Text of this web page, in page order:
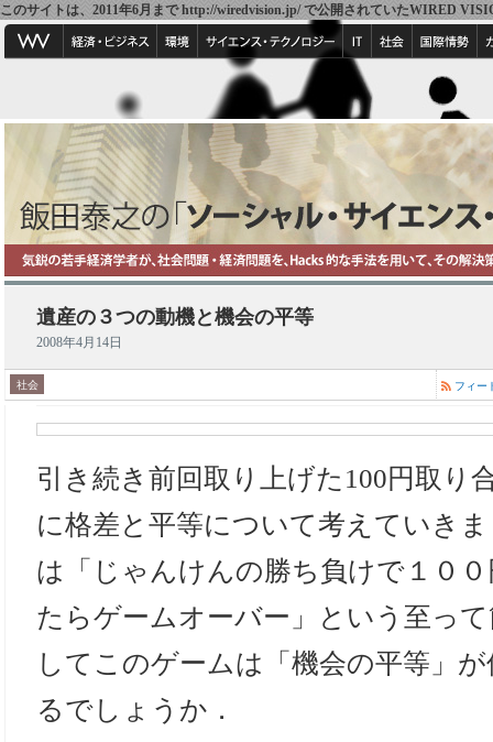
このサイトは、2011年6月まで http://wiredvision.jp/ で公開されていたWIRED
遺産の３つの動機と機会の平等
2008年4月14日
社会 フィー
引き続き前回取り上げた100円取り
に格差と平等について考えていき
は「じゃんけんの勝ち負けで１０
たらゲームオーバー」という至っ
してこのゲームは「機会の平等」
るでしょうか．